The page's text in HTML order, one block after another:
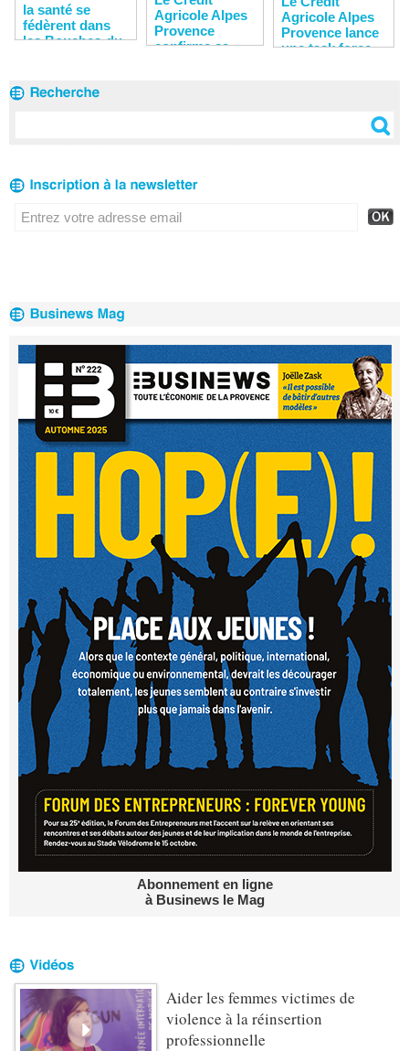
la santé se
fédèrent dans
les Bouches-du-
Agricole Alpes
Provence
confirme sa
Agricole Alpes
Provence lance
une task force
Abonnement en ligne
à Businews le Mag
Aider les femmes victimes de
violence à la réinsertion
professionnelle